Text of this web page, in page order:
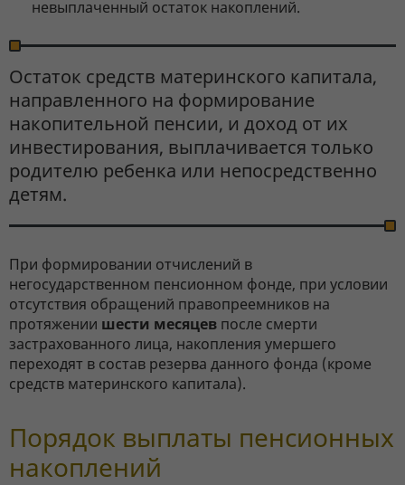
невыплаченный остаток накоплений.
Остаток средств материнского капитала,
направленного на формирование
накопительной пенсии, и доход от их
инвестирования, выплачивается только
родителю ребенка или непосредственно
детям.
При формировании отчислений в
негосударственном пенсионном фонде, при условии
отсутствия обращений правопреемников на
протяжении шести месяцев после смерти
застрахованного лица, накопления умершего
переходят в состав резерва данного фонда (кроме
средств материнского капитала).
Порядок выплаты пенсионных
накоплений